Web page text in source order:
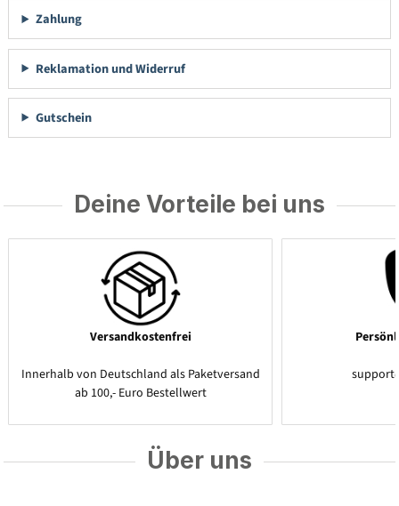
Zahlung
Reklamation und Widerruf
Gutschein
Deine Vorteile bei uns
Versandkostenfrei
Innerhalb von Deutschland als Paketversand
ab 100,- Euro Bestellwert
Über uns